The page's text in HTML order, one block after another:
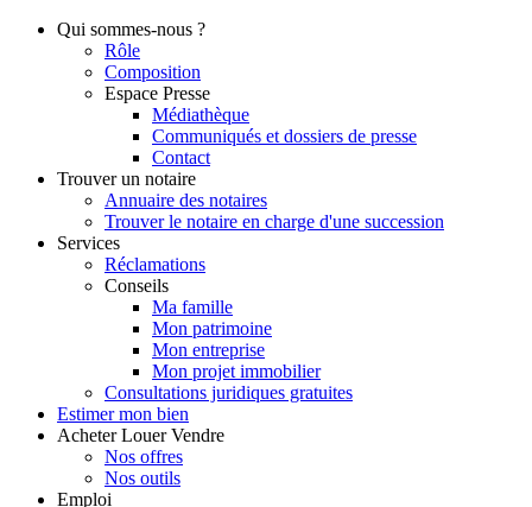
Qui sommes-nous ?
Rôle
Composition
Espace Presse
Médiathèque
Communiqués et dossiers de presse
Contact
Trouver un notaire
Annuaire des notaires
Trouver le notaire en charge d'une succession
Services
Réclamations
Conseils
Ma famille
Mon patrimoine
Mon entreprise
Mon projet immobilier
Consultations juridiques gratuites
Estimer mon bien
Acheter Louer Vendre
Nos offres
Nos outils
Emploi